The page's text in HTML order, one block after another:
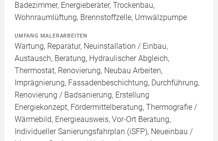
Badezimmer, Energieberater, Trockenbau,
Wohnraumlüftung, Brennstoffzelle, Umwälzpumpe
UMFANG MALERARBEITEN
Wartung, Reparatur, Neuinstallation / Einbau,
Austausch, Beratung, Hydraulischer Abgleich,
Thermostat, Renovierung, Neubau Arbeiten,
Imprägnierung, Fassadenbeschichtung, Durchführung,
Renovierung / Badsanierung, Erstellung
Energiekonzept, Fördermittelberatung, Thermografie /
Wärmebild, Energieausweis, Vor-Ort Beratung,
Individueller Sanierungsfahrplan (iSFP), Neueinbau /